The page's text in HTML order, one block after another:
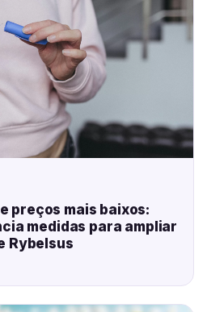
preços mais baixos:
medidas para ampliar
Rybelsus